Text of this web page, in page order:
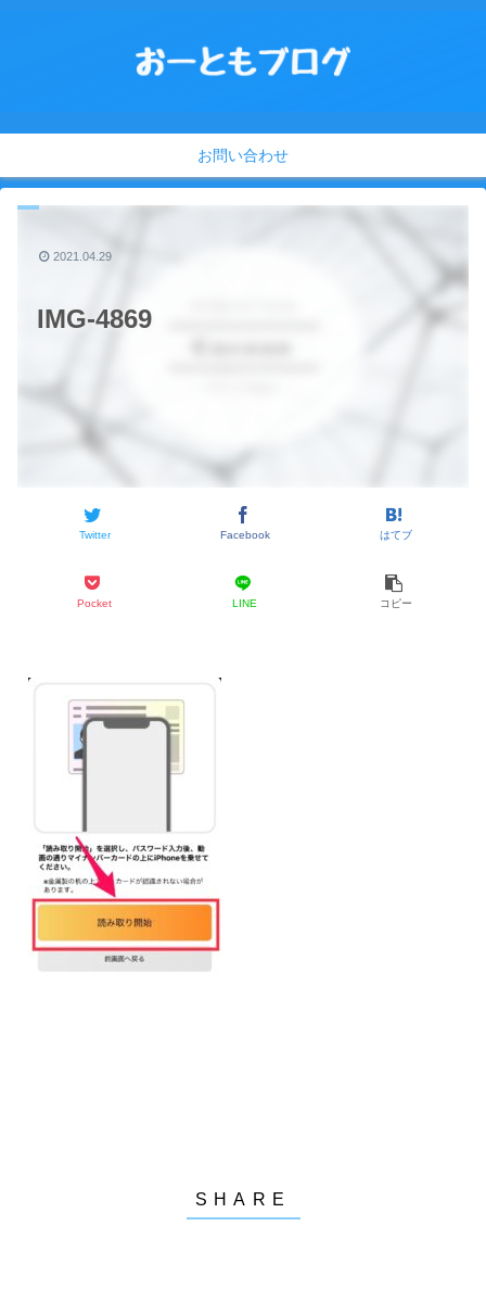
お問い合わせ
IMG-4869
Twitter Facebook はてブ
Pocket LINE コピー
2021.04.29